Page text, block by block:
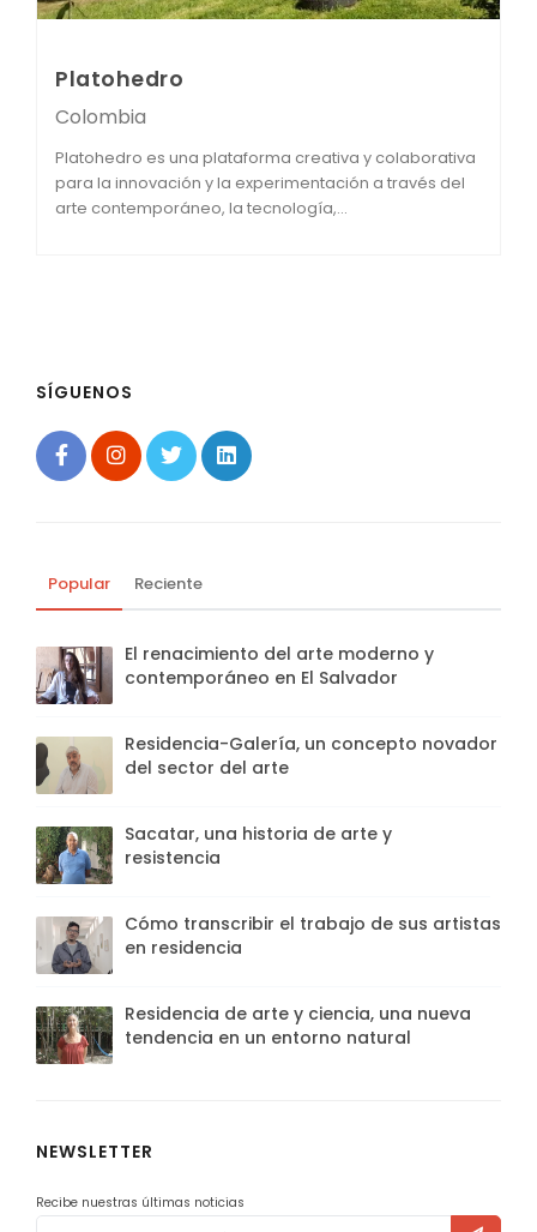
Platohedro
Colombia
Platohedro es una plataforma creativa y colaborativa
para la innovación y la experimentación a través del
arte contemporáneo, la tecnología,...
SÍGUENOS
Popular Reciente
El renacimiento del arte moderno y
contemporáneo en El Salvador
Residencia-Galería, un concepto novador
del sector del arte
Sacatar, una historia de arte y
resistencia
Cómo transcribir el trabajo de sus artistas
en residencia
Residencia de arte y ciencia, una nueva
tendencia en un entorno natural
NEWSLETTER
Recibe nuestras últimas noticias